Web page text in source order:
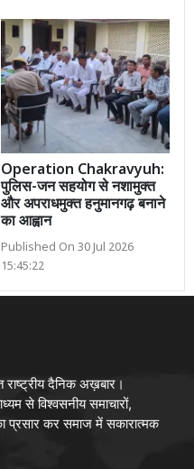
Operation Chakravyuh:
पुलिस-जन सहयोग से नशामुक्त
और अपराधमुक्त हनुमानगढ़ बनाने
का आह्वान
Published On 30 Jul 2026
15:45:22
राष्ट्रीय दैनिक अख़बार।
से विश्वसनीय समाचारों,
प्रसार कर समाज में सकारात्मक